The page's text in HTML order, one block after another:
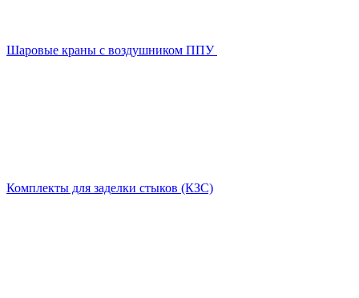
Шаровые краны с воздушником ППУ
Комплекты для заделки стыков (КЗС)